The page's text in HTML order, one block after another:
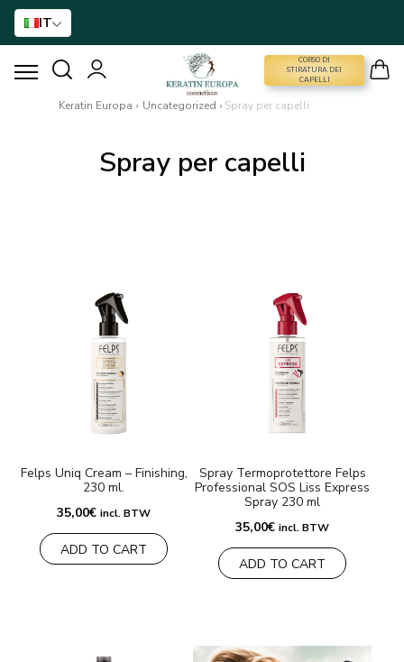
IT
CORSO DI
STIRATURA DEI
CAPELLI
CORSO DI STIRATURA DEI CAPELLI
TRATTAMENTO CON BTX
NANO GOLD
Consegna e Pagamento
Domande frequenti
Contatti
Keratin Europa › Uncategorized › Spray per capelli
Spray per capelli
Felps Uniq Cream – Finishing,
230 ml.
35,00€ incl. BTW
ADD TO CART
Spray Termoprotettore Felps
Professional SOS Liss Express
Spray 230 ml
35,00€ incl. BTW
ADD TO CART